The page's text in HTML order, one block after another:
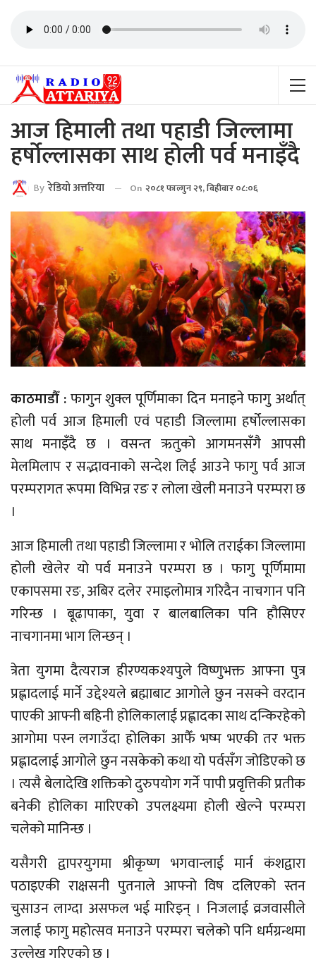
आज हिमाली तथा पहाडी जिल्लामा
हर्षोल्लासका साथ होली पर्व मनाइँदै
By रेडियाे अत्तरिया On २०८१ फाल्गुन २९, बिहीबार ०८:०६
काठमाडौँ :फागुन शुक्ल पूर्णिमाका दिन मनाइने फागु अर्थात्
होली पर्व आज हिमाली एवं पहाडी जिल्लामा हर्षोल्लासका
साथ मनाइँदै छ । वसन्त ऋतुको आगमनसँगै आपसी
मेलमिलाप र सद्भावनाको सन्देश लिई आउने फागु पर्व आज
परम्परागत रूपमा विभिन्न रङ र लोला खेली मनाउने परम्परा छ
।
आज हिमाली तथा पहाडी जिल्लामा र भोलि तराईका जिल्लामा
होली खेलेर यो पर्व मनाउने परम्परा छ । फागु पूर्णिमामा
एकापसमा रङ, अबिर दलेर रमाइलोमात्र गरिदैन नाचगान पनि
गरिन्छ । बूढापाका, युवा र बालबालिका पनि हौसिएर
नाचगानमा भाग लिन्छन् ।
त्रेता युगमा दैत्यराज हीरण्यकश्यपुले विष्णुभक्त आफ्ना पुत्र
प्रह्लादलाई मार्ने उद्देश्यले ब्रह्माबाट आगोले छुन नसक्ने वरदान
पाएकी आफ्नी बहिनी होलिकालाई प्रह्लादका साथ दन्किरहेको
आगोमा पस्न लगाउँदा होलिका आफैँ भष्म भएकी तर भक्त
प्रह्लादलाई आगोले छुन नसकेको कथा यो पर्वसँग जोडिएको छ
। त्यसै बेलादेखि शक्तिको दुरुपयोग गर्ने पापी प्रवृत्तिकी प्रतीक
बनेकी होलिका मारिएको उपलक्ष्यमा होली खेल्ने परम्परा
चलेको मानिन्छ ।
यसैगरी द्वापरयुगमा श्रीकृष्ण भगवान्लाई मार्न कंशद्वारा
पठाइएकी राक्षसनी पुतनाले आफ्नो विष दलिएको स्तन
चुसाउन लाग्दा असफल भई मारिइन् । निजलाई व्रजवासीले
जलाई फागु महोत्सव मनाउने परम्परा चलेको पनि धर्मग्रन्थमा
उल्लेख गरिएको छ ।